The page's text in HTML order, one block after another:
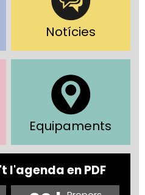
Notícies
Equipaments
l'agenda en PDF